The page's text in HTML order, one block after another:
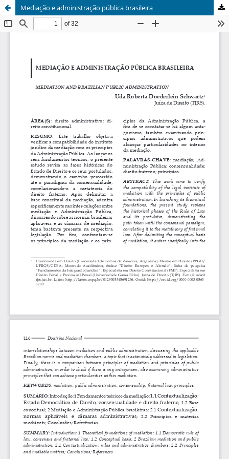
Mediação e administração pública brasileira